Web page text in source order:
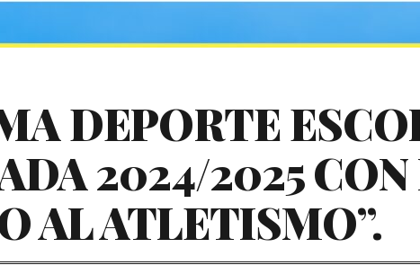
DEPORTE
2024/2025
AL ATLETISMO”.‍